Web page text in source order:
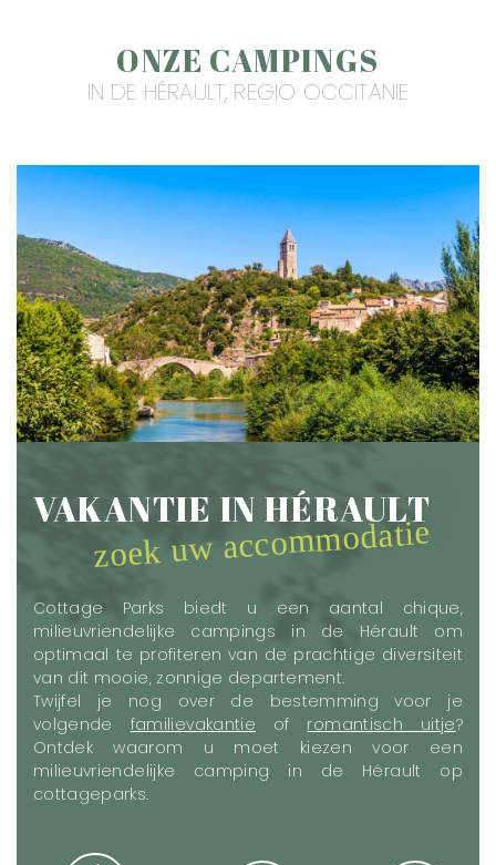
ONZE CAMPINGS
IN DE HÉRAULT, REGIO OCCITANIE
VAKANTIE IN HÉRAULT
zoek uw accommodatie
Cottage Parks biedt u een aantal chique,
milieuvriendelijke campings in de Hérault om
optimaal te profiteren van de prachtige diversiteit
van dit mooie, zonnige departement.
Twijfel je nog over de bestemming voor je
volgende familievakantie of romantisch uitje?
Ontdek waarom u moet kiezen voor een
milieuvriendelijke camping in de Hérault op
cottageparks.